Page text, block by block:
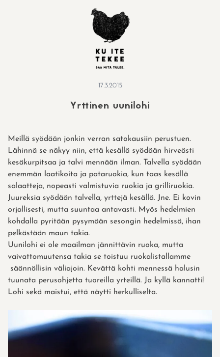
17.3.2015
Yrttinen uunilohi
Meillä syödään jonkin verran satokausiin perustuen.
Lähinnä se näkyy niin, että kesällä syödään hirveästi
kesäkurpitsaa ja talvi mennään ilman. Talvella syödään
enemmän laatikoita ja pataruokia, kun taas kesällä
salaatteja, nopeasti valmistuvia ruokia ja grilliruokia.
Juureksia syödään talvella, yrttejä kesällä. Jne. Ei kovin
orjallisesti, mutta suuntaa antavasti. Myös hedelmien
kohdalla pyritään pysymään sesongin hedelmissä, ihan
pelkästään maun takia.
Uunilohi ei ole maailman jännittävin ruoka, mutta
vaivattomuutensa takia se toistuu ruokalistallamme
säännöllisin väliajoin. Kevättä kohti mennessä halusin
tuunata perusohjetta tuoreilla yrteillä. Ja kyllä kannatti!
Lohi sekä maistui, että näytti herkulliselta.